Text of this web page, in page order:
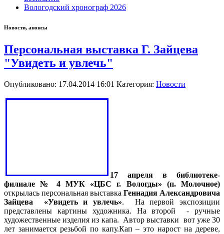
Вологодский хронограф 2026
Новости, анонсы
Персональная выставка Г. Зайцева
"Увидеть и увлечь"
Опубликовано: 17.04.2014 16:01 Категория: Новости
17 апреля в библиотеке-
филиале № 4 МУК «ЦБС г. Вологды» (п. Молочное)
открылась персональная выставка Геннадия Александровича
Зайцева
«Увидеть и увлечь».
На первой экспозиции
представлены картины художника. На второй
- ручные
художественные изделия из капа. Автор выставки вот уже 30
лет занимается резьбой по капу.Кап – это нарост на дереве,